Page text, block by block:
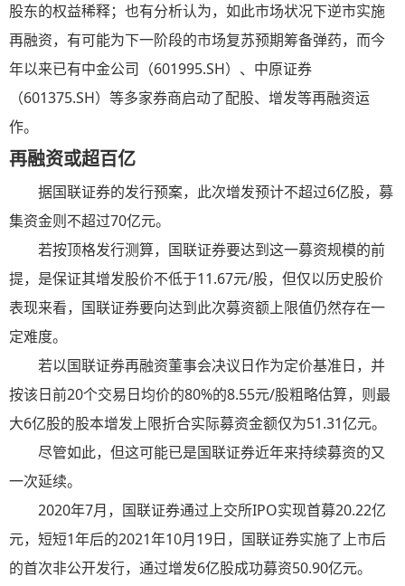
股东的权益稀释；也有分析认为，如此市场状况下逆市实施
再融资，有可能为下一阶段的市场复苏预期筹备弹药，而今
年以来已有中金公司（601995.SH）、中原证券
（601375.SH）等多家券商启动了配股、增发等再融资运
作。
再融资或超百亿
据国联证券的发行预案，此次增发预计不超过6亿股，募
集资金则不超过70亿元。
若按顶格发行测算，国联证券要达到这一募资规模的前
提，是保证其增发股价不低于11.67元/股，但仅以历史股价
表现来看，国联证券要向达到此次募资额上限值仍然存在一
定难度。
若以国联证券再融资董事会决议日作为定价基准日，并
按该日前20个交易日均价的80%的8.55元/股粗略估算，则最
大6亿股的股本增发上限折合实际募资金额仅为51.31亿元。
尽管如此，但这可能已是国联证券近年来持续募资的又
一次延续。
2020年7月，国联证券通过上交所IPO实现首募20.22亿
元，短短1年后的2021年10月19日，国联证券实施了上市后
的首次非公开发行，通过增发6亿股成功募资50.90亿元。